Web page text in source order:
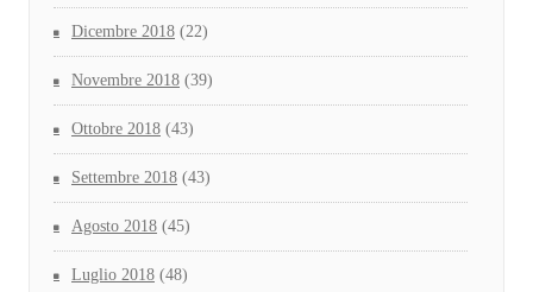
Dicembre 2018 (22)
Novembre 2018 (39)
Ottobre 2018 (43)
Settembre 2018 (43)
Agosto 2018 (45)
Luglio 2018 (48)